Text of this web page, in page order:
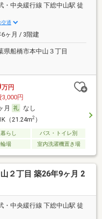
・中央緩行線 下総中山駅 徒
交通
ヶ月 / 3階建
県船橋市本中山３丁目
万円
円
月
なし
（21.24m2）
らし
バス・トイレ別
場 室内洗濯機置き場
２丁目 築26年9ヶ月 2
・中央緩行線 下総中山駅 徒